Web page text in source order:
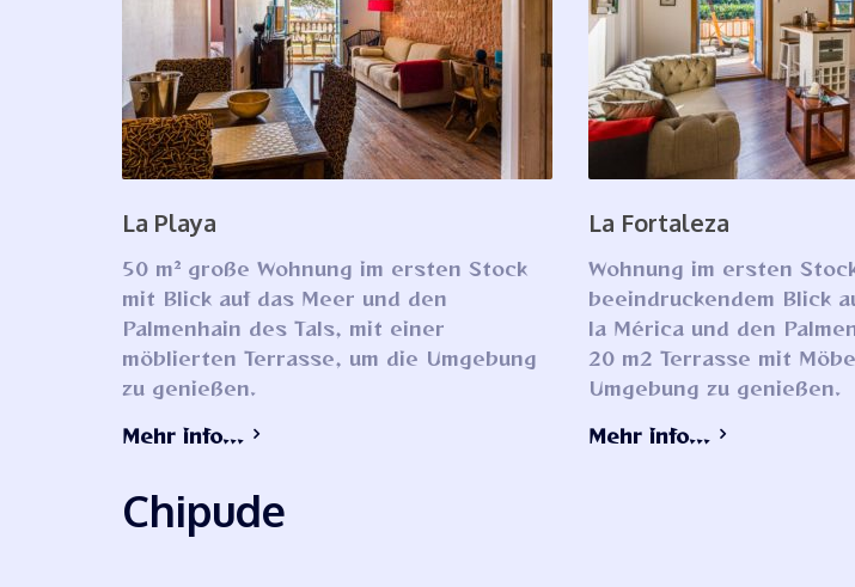
La Playa
50 m² große Wohnung im ersten Stock
mit Blick auf das Meer und den
Palmenhain des Tals, mit einer
möblierten Terrasse, um die Umgebung
zu genießen.
Mehr info...
La Fortaleza
Wohnung im ersten
beeindruckendem Blick
la Mérica und den
20 m2 Terrasse mit
Umgebung zu genießen.
Mehr info...
Chipude